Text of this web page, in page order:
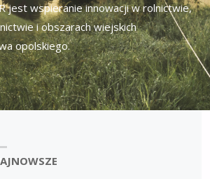
jest wspieranie innowacji w rolnictwie,
i obszarach wiejskich
opolskiego.